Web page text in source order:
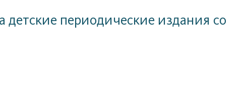
периодические издания со